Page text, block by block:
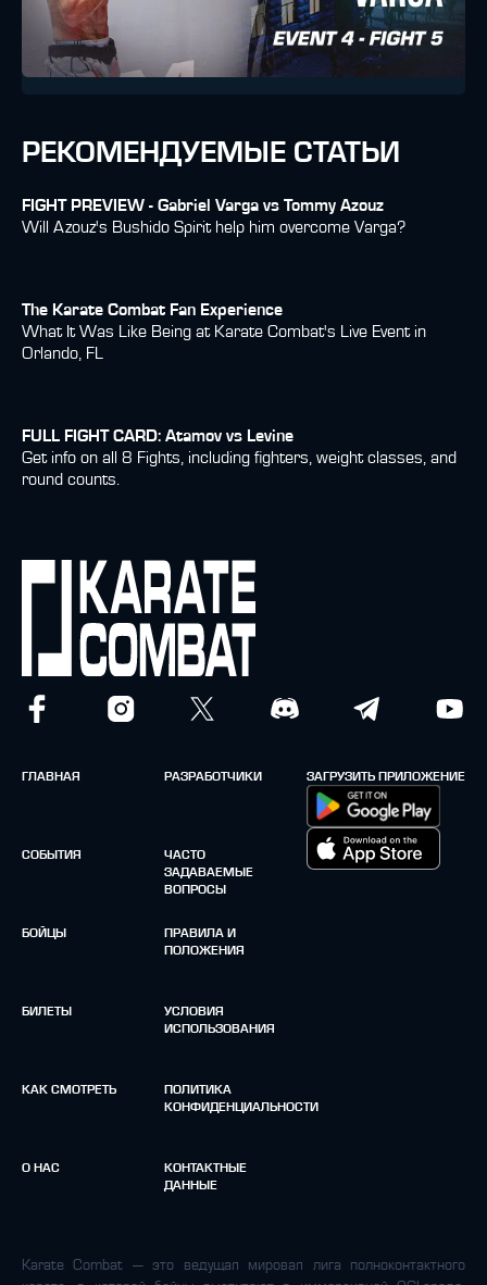
РЕКОМЕНДУЕМЫЕ СТАТЬИ
FIGHT PREVIEW - Gabriel Varga vs Tommy Azouz
Will Azouz's Bushido Spirit help him overcome Varga?
The Karate Combat Fan Experience
What It Was Like Being at Karate Combat's Live Event in
Orlando, FL
FULL FIGHT CARD: Atamov vs Levine
Get info on all 8 Fights, including fighters, weight classes, and
round counts.
ГЛАВНАЯ
СОБЫТИЯ
БОЙЦЫ
БИЛЕТЫ
КАК СМОТРЕТЬ
О НАС
РАЗРАБОТЧИКИ
ЧАСТО
ЗАДАВАЕМЫЕ
ВОПРОСЫ
ПРАВИЛА И
ПОЛОЖЕНИЯ
УСЛОВИЯ
ИСПОЛЬЗОВАНИЯ
ПОЛИТИКА
КОНФИДЕНЦИАЛЬНОСТИ
КОНТАКТНЫЕ
ДАННЫЕ
ЗАГРУЗИТЬ ПРИЛОЖЕНИЕ
Karate Combat — это ведущая мировая лига полноконтактного